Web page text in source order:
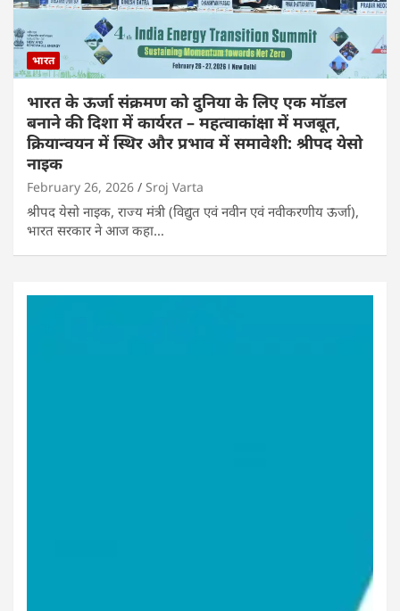
भारत
भारत के ऊर्जा संक्रमण को दुनिया के लिए एक मॉडल
बनाने की दिशा में कार्यरत – महत्वाकांक्षा में मजबूत,
क्रियान्वयन में स्थिर और प्रभाव में समावेशी: श्रीपद येसो
नाइक
February 26, 2026 Sroj Varta
श्रीपद येसो नाइक, राज्य मंत्री (विद्युत एवं नवीन एवं नवीकरणीय ऊर्जा),
भारत सरकार ने आज कहा…